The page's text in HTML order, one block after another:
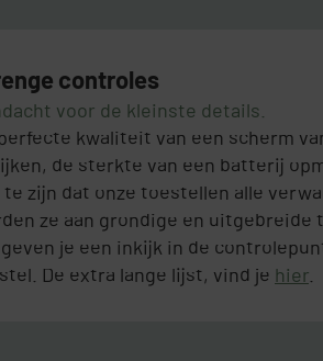
controles
voor de kleinste details.
kwaliteit van een scherm
de sterkte van een batterij
te zijn dat onze toestellen alle
ze aan grondige en uitgebreide
geven je een inkijk in de
De extra lange lijst, vind je hier